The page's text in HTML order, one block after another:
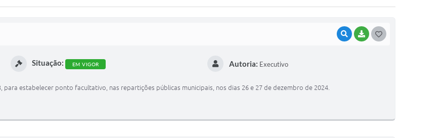
VISUALIZAR
BAIXAR
Situação: EM VIGOR Autoria: Executivo
para estabelecer ponto facultativo, nas repartições públicas municipais, nos dias 26 e 27 de dezembro de 2024.